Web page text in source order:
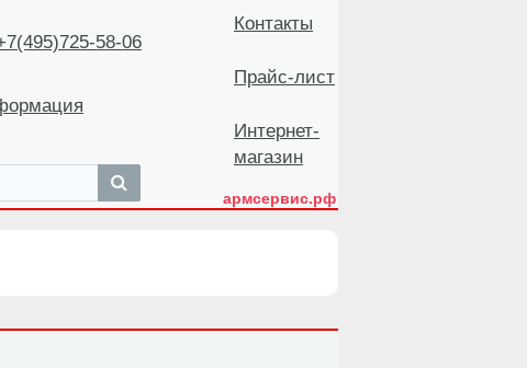
58-06
Контакты
Прайс-лист
Интернет-
магазин
армсервис.рф